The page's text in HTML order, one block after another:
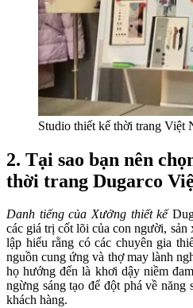
Studio thiết kế thời trang Việt
2. Tại sao bạn nên
thời trang Dugarco
Danh tiếng của Xưởng thiết kế
các giá trị cốt lõi của con người,
lập hiểu rằng có các chuyên gia
nguồn cung ứng và thợ may lành
họ hướng đến là khơi dậy niềm
ngừng sáng tạo để đột phá về
khách hàng.